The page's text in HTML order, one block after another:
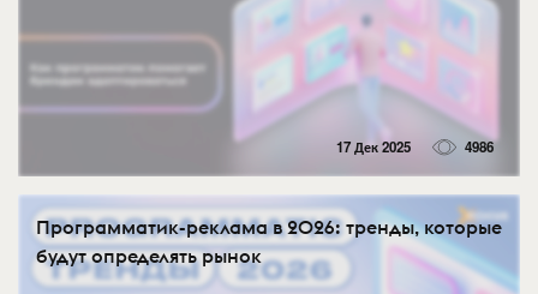
17 Дек 2025 4986
Программатик-реклама в 2026: тренды, которые
будут определять рынок